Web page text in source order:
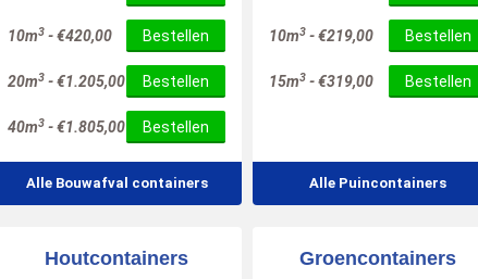
10m3 -€420,00 Bestellen
20m3 -€1.205,00 Bestellen
40m3 -€1.805,00 Bestellen
Alle Bouwafval containers
10m3 -€219,00 Bestellen
15m3 -€319,00 Bestellen
Alle Puincontainers
Houtcontainers Groencontainers